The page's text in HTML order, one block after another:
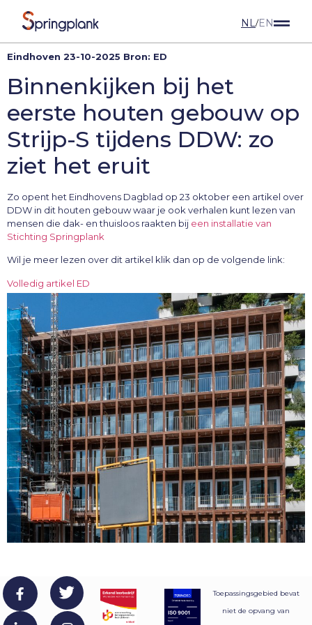
NL/EN
Eindhoven 23-10-2025 Bron: ED
Binnenkijken bij het
eerste houten gebouw op
Strijp-S tijdens DDW: zo
ziet het eruit
Zo opent het Eindhovens Dagblad op 23 oktober een artikel over
DDW in dit houten gebouw waar je ook verhalen kunt lezen van
mensen die dak- en thuisloos raakten bij een installatie van
Stichting Springplank
Wil je meer lezen over dit artikel klik dan op de volgende link:
Volledig artikel ED
Toepassingsgebied bevat
niet de opvang van